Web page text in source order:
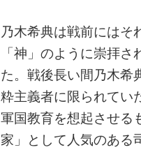
乃木希典は戦前にはそ
「神」のように崇拝
た。戦後長い間乃木希
粋主義者に限られてい
軍国教育を想起させる
家」として人気のある